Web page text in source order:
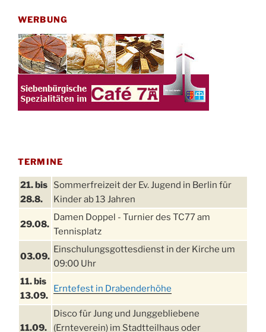
WERBUNG
TERMINE
21. bis
28.8.
Sommerfreizeit der Ev. Jugend in Berlin für
Kinder ab 13 Jahren
29.08.
Damen Doppel - Turnier des TC77 am
Tennisplatz
03.09.
Einschulungsgottesdienst in der Kirche um
09:00 Uhr
11. bis
13.09.
Erntefest in Drabenderhöhe
11.09.
Disco für Jung und Junggebliebene
(Ernteverein) im Stadtteilhaus oder